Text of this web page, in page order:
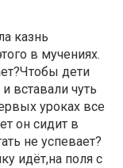
казнь
в мучениях.
дети
вставали чуть
уроках все
он сидит в
не успевает?
идёт,на поля с